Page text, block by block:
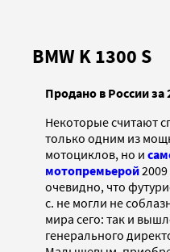
BMW K 1300 S
Продано в России за
Некоторые считают
только одним из
мотоциклов, но и
мотопремьерой
очевидно, что
с. не могли не
мира сего: так и
генерального